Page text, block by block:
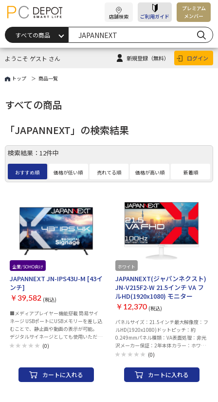
店舗検索 ご利用ガイド
プレミアム
メンバー
ようこそ ゲスト さん 新規登録 （無料） ログイン
トップ 商品一覧
すべての商品
「JAPANNEXT」の検索結果
検索結果：12件中
おすすめ順 価格が低い順 売れてる順 価格が高い順 新着順
企業/SOHO向け
JAPANNEXT JN-IPS43U-M [43イ
ンチ]
￥39,582 (税込)
■メディアプレイヤー機能搭載 筒易サイ
ネージ USBポートにUSBメモリーを差し込
むことで、静止画や動画の表示が可能。
デジタルサイネージとしても使用いただけ
ます。 ※コンテンツの再生にはリモコンで
レイ 4K UHD解像度(3840×2160)の解像
度を誇り、広域表示に対応することで作業
効率を大幅に向上できます。 ■高性能な
(0)
カートに入れる
ホワイト
JAPANNEXT(ジャパンネクスト)
JN-V215F2-W 21.5インチ VA フ
ルHD(1920x1080) モニター
￥12,370 (税込)
パネルサイズ：21.5インチ最大解像度：フ
ルHD(1920x1080)ドットピッチ：約
0.249mmパネル種類：VA表面処理：非光
沢メーカー保証：2年本体カラー：ホワイ
ト付属品：マニュアル 保証書 電源アダプ
(0)
カートに入れる